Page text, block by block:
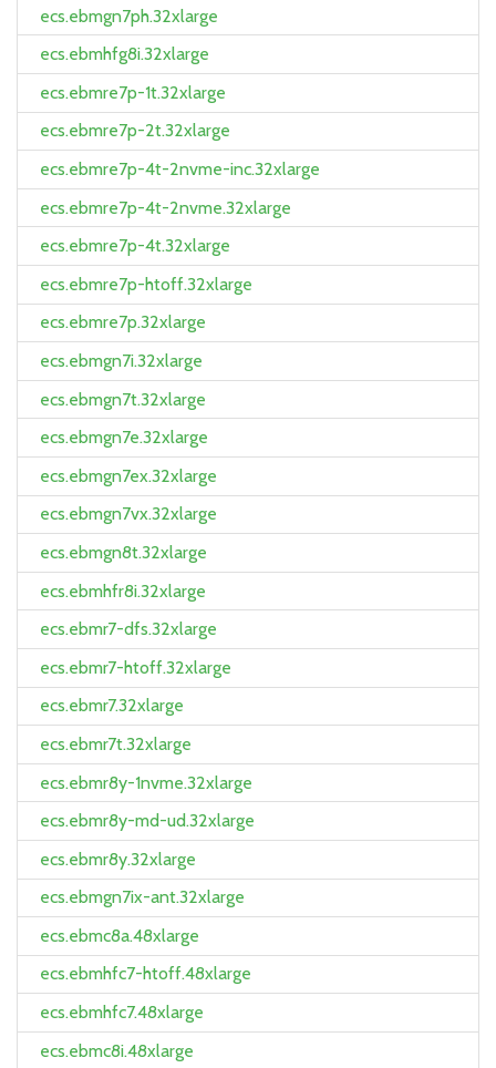
ecs.ebmgn7ph.32xlarge
ecs.ebmhfg8i.32xlarge
ecs.ebmre7p-1t.32xlarge
ecs.ebmre7p-2t.32xlarge
ecs.ebmre7p-4t-2nvme-inc.32xlarge
ecs.ebmre7p-4t-2nvme.32xlarge
ecs.ebmre7p-4t.32xlarge
ecs.ebmre7p-htoff.32xlarge
ecs.ebmre7p.32xlarge
ecs.ebmgn7i.32xlarge
ecs.ebmgn7t.32xlarge
ecs.ebmgn7e.32xlarge
ecs.ebmgn7ex.32xlarge
ecs.ebmgn7vx.32xlarge
ecs.ebmgn8t.32xlarge
ecs.ebmhfr8i.32xlarge
ecs.ebmr7-dfs.32xlarge
ecs.ebmr7-htoff.32xlarge
ecs.ebmr7.32xlarge
ecs.ebmr7t.32xlarge
ecs.ebmr8y-1nvme.32xlarge
ecs.ebmr8y-md-ud.32xlarge
ecs.ebmr8y.32xlarge
ecs.ebmgn7ix-ant.32xlarge
ecs.ebmc8a.48xlarge
ecs.ebmhfc7-htoff.48xlarge
ecs.ebmhfc7.48xlarge
ecs.ebmc8i.48xlarge